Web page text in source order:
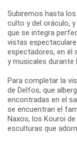
Subiremos hasta
culto y del oráculo,
que se integra
vistas
espectadores, en él
y musicales
Para completar la
de Delfos, que
encontradas en el
se encuentran el
Naxos, los Kouroi
esculturas que